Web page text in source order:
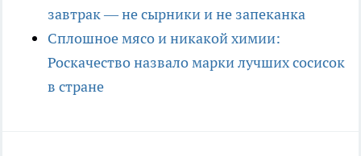
завтрак — не сырники и не запеканка
Сплошное мясо и никакой химии:
Роскачество назвало марки лучших сосисок
в стране